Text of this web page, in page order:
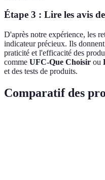
Étape 3 : Lire les avis
D'après notre expérience, les
indicateur précieux. Ils
praticité et l'efficacité des
comme UFC-Que Choisir ou
et des tests de produits.
Comparatif des